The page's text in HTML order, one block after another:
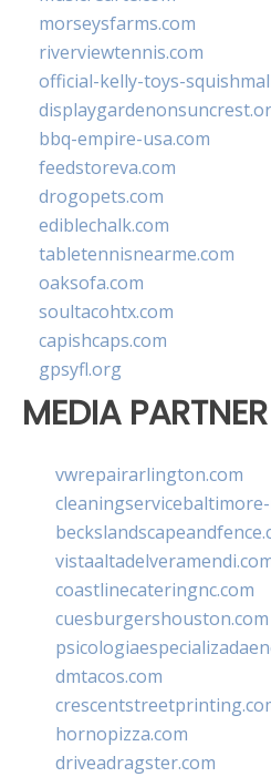
morseysfarms.com
riverviewtennis.com
official-kelly-toys-
bbq-empire-usa.com
feedstoreva.com
drogopets.com
ediblechalk.com
tabletennisnearme.com
oaksofa.com
soultacohtx.com
capishcaps.com
gpsyfl.org
MEDIA
vwrepairarlington.com
coastlinecateringnc.com
cuesburgershouston.com
dmtacos.com
hornopizza.com
driveadragster.com